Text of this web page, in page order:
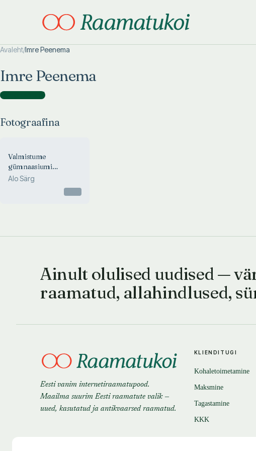
Avaleht/Imre Peenema
Imre Peenema
Fotograafina )
Fotograafina
Valmistume
gümnaasiumi
geograafia
Alo Särg
Ainult olulised uudised —
raamatud, allahindlused,
Eesti vanim internetiraamatupood.
Maailma suurim Eesti raamatute valik —
uued, kasutatud ja antikvaarsed raamatud.
KLIENDITUGI
Kohaletoimetamine
Maksmine
Tagastamine
KKK